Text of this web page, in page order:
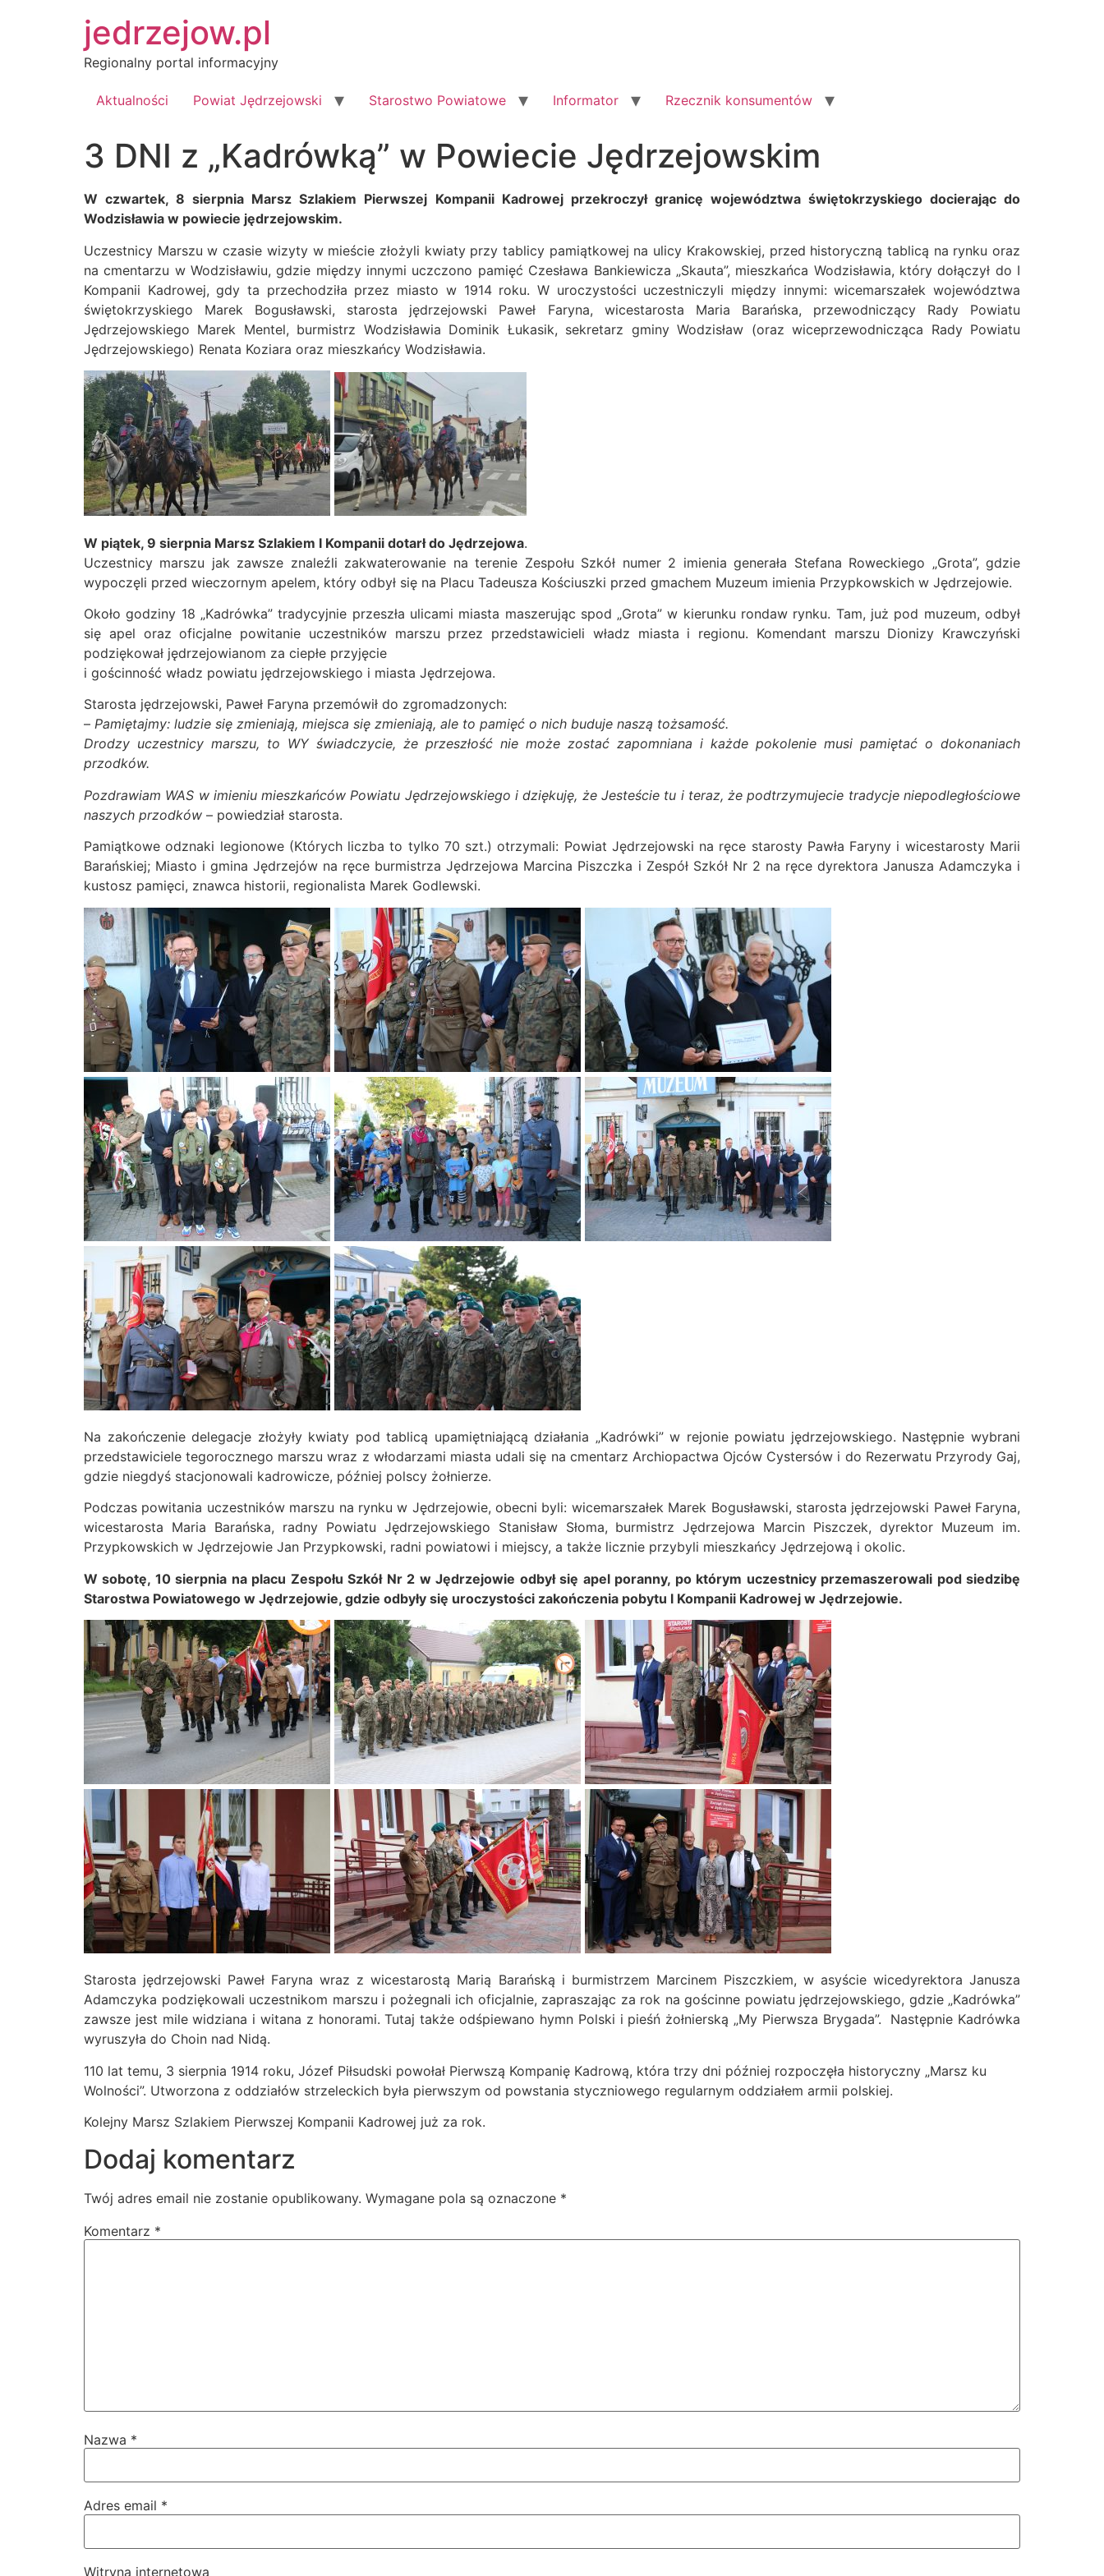
jedrzejow.pl
Regionalny portal informacyjny
Aktualności Powiat Jędrzejowski Starostwo Powiatowe Informator Rzecznik konsumentów
3 DNI z „Kadrówką” w Powiecie Jędrzejowskim
W czwartek, 8 sierpnia Marsz Szlakiem Pierwszej Kompanii Kadrowej przekroczył granicę województwa świętokrzyskiego docierając do
Wodzisławia w powiecie jędrzejowskim.
Uczestnicy Marszu w czasie wizyty w mieście złożyli kwiaty przy tablicy pamiątkowej na ulicy Krakowskiej, przed historyczną tablicą na rynku oraz
na cmentarzu w Wodzisławiu, gdzie między innymi uczczono pamięć Czesława Bankiewicza „Skauta”, mieszkańca Wodzisławia, który dołączył do I
Kompanii Kadrowej, gdy ta przechodziła przez miasto w 1914 roku. W uroczystości uczestniczyli między innymi: wicemarszałek województwa
świętokrzyskiego Marek Bogusławski, starosta jędrzejowski Paweł Faryna, wicestarosta Maria Barańska, przewodniczący Rady Powiatu
Jędrzejowskiego Marek Mentel, burmistrz Wodzisławia Dominik Łukasik, sekretarz gminy Wodzisław (oraz wiceprzewodnicząca Rady Powiatu
Jędrzejowskiego) Renata Koziara oraz mieszkańcy Wodzisławia.
W piątek, 9 sierpnia Marsz Szlakiem I Kompanii dotarł do Jędrzejowa.
Uczestnicy marszu jak zawsze znaleźli zakwaterowanie na terenie Zespołu Szkół numer 2 imienia generała Stefana Roweckiego „Grota”, gdzie
wypoczęli przed wieczornym apelem, który odbył się na Placu Tadeusza Kościuszki przed gmachem Muzeum imienia Przypkowskich w Jędrzejowie.
Około godziny 18 „Kadrówka” tradycyjnie przeszła ulicami miasta maszerując spod „Grota” w kierunku rondaw rynku. Tam, już pod muzeum, odbył
się apel oraz oficjalne powitanie uczestników marszu przez przedstawicieli władz miasta i regionu. Komendant marszu Dionizy Krawczyński
podziękował jędrzejowianom za ciepłe przyjęcie
i gościnność władz powiatu jędrzejowskiego i miasta Jędrzejowa.
Starosta jędrzejowski, Paweł Faryna przemówił do zgromadzonych:
– Pamiętajmy: ludzie się zmieniają, miejsca się zmieniają, ale to pamięć o nich buduje naszą tożsamość.
Drodzy uczestnicy marszu, to WY świadczycie, że przeszłość nie może zostać zapomniana i każde pokolenie musi pamiętać o dokonaniach
przodków.
Pozdrawiam WAS w imieniu mieszkańców Powiatu Jędrzejowskiego i dziękuję, że Jesteście tu i teraz, że podtrzymujecie tradycje niepodległościowe
naszych przodków – powiedział starosta.
Pamiątkowe odznaki legionowe (Których liczba to tylko 70 szt.) otrzymali: Powiat Jędrzejowski na ręce starosty Pawła Faryny i wicestarosty Marii
Barańskiej; Miasto i gmina Jędrzejów na ręce burmistrza Jędrzejowa Marcina Piszczka i Zespół Szkół Nr 2 na ręce dyrektora Janusza Adamczyka i
kustosz pamięci, znawca historii, regionalista Marek Godlewski.
Na zakończenie delegacje złożyły kwiaty pod tablicą upamiętniającą działania „Kadrówki” w rejonie powiatu jędrzejowskiego. Następnie wybrani
przedstawiciele tegorocznego marszu wraz z włodarzami miasta udali się na cmentarz Archiopactwa Ojców Cystersów i do Rezerwatu Przyrody Gaj,
gdzie niegdyś stacjonowali kadrowicze, później polscy żołnierze.
Podczas powitania uczestników marszu na rynku w Jędrzejowie, obecni byli: wicemarszałek Marek Bogusławski, starosta jędrzejowski Paweł Faryna,
wicestarosta Maria Barańska, radny Powiatu Jędrzejowskiego Stanisław Słoma, burmistrz Jędrzejowa Marcin Piszczek, dyrektor Muzeum im.
Przypkowskich w Jędrzejowie Jan Przypkowski, radni powiatowi i miejscy, a także licznie przybyli mieszkańcy Jędrzejową i okolic.
W sobotę, 10 sierpnia na placu Zespołu Szkół Nr 2 w Jędrzejowie odbył się apel poranny, po którym uczestnicy przemaszerowali pod siedzibę
Starostwa Powiatowego w Jędrzejowie, gdzie odbyły się uroczystości zakończenia pobytu l Kompanii Kadrowej w Jędrzejowie.
Starosta jędrzejowski Paweł Faryna wraz z wicestarostą Marią Barańską i burmistrzem Marcinem Piszczkiem, w asyście wicedyrektora Janusza
Adamczyka podziękowali uczestnikom marszu i pożegnali ich oficjalnie, zapraszając za rok na gościnne powiatu jędrzejowskiego, gdzie „Kadrówka”
zawsze jest mile widziana i witana z honorami. Tutaj także odśpiewano hymn Polski i pieśń żołnierską „My Pierwsza Brygada”. Następnie Kadrówka
wyruszyła do Choin nad Nidą.
110 lat temu, 3 sierpnia 1914 roku, Józef Piłsudski powołał Pierwszą Kompanię Kadrową, która trzy dni później rozpoczęła historyczny „Marsz ku
Wolności”. Utworzona z oddziałów strzeleckich była pierwszym od powstania styczniowego regularnym oddziałem armii polskiej.
Kolejny Marsz Szlakiem Pierwszej Kompanii Kadrowej już za rok.
Dodaj komentarz
Twój adres email nie zostanie opublikowany. Wymagane pola są oznaczone *
Komentarz *
Nazwa *
Adres email *
Witryna internetowa